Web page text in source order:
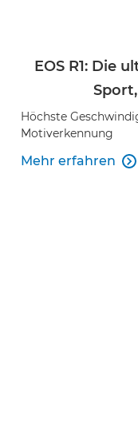
EOS R1: Die
Höchste
Motiverkennung
Mehr erfahren 